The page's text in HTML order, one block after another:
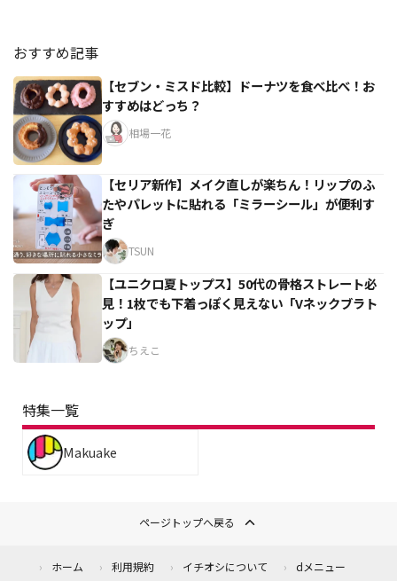
おすすめ記事
【セブン・ミスド比較】ドーナツを食べ比べ！お
すすめはどっち？
相場一花
【セリア新作】メイク直しが楽ちん！リップのふ
たやパレットに貼れる「ミラーシール」が便利す
ぎ
TSUN
【ユニクロ夏トップス】50代の骨格ストレート必
見！1枚でも下着っぽく見えない「Vネックブラト
ップ」
ちえこ
特集一覧
Makuake
ページトップへ戻る
ホーム 利用規約 イチオシについて dメニュー